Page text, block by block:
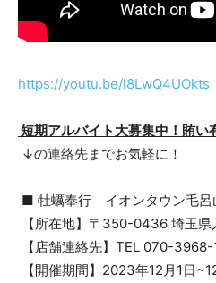
https://youtu.be/l8LwQ4UOkts
短期アルバイト大募集中！賄い
↓の連絡先までお気軽に！
■ 牡蠣奉行 イオンタウン毛呂
【所在地】〒350-0436 埼玉県
【店舗連絡先】TEL 070-
【開催期間】2023年12月1日